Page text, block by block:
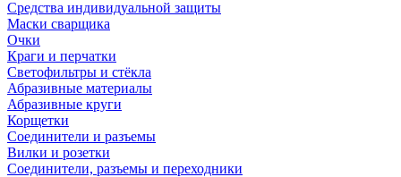
Средства индивидуальной защиты
Маски сварщика
Очки
Краги и перчатки
Светофильтры и стёкла
Абразивные материалы
Абразивные круги
Корщетки
Соединители и разъемы
Вилки и розетки
Соединители, разъемы и переходники